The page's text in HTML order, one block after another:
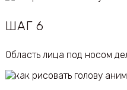
ШАГ 6
Область лица под носом